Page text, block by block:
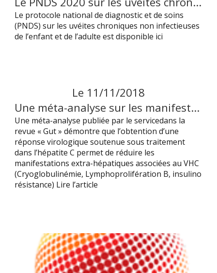
Le protocole national de diagnostic et de soins
(PNDS) sur les uvéites chroniques non infectieuses
de l’enfant et de l’adulte est disponible ici
Le 11/11/2018
Une méta-analyse sur les manifestations extra hépatiques dans l’infection par le VHC a été pubiée
Une méta-analyse publiée par le servicedans la
revue « Gut » démontre que l’obtention d’une
réponse virologique soutenue sous traitement
dans l’hépatite C permet de réduire les
manifestations extra-hépatiques associées au VHC
(Cryoglobulinémie, Lymphoprolifération B, insulino
résistance) Lire l’article